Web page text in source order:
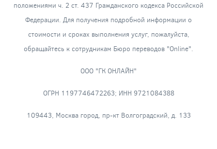
положениями ч. 2 ст. 437 Гражданского кодекса Российской
Федерации. Для получения подробной информации о
стоимости и сроках выполнения услуг, пожалуйста,
обращайтесь к сотрудникам Бюро переводов "Online".
ООО "ГК ОНЛАЙН"
ОГРН 1197746472263; ИНН 9721084388
109443, Москва город, пр-кт Волгоградский, д. 133